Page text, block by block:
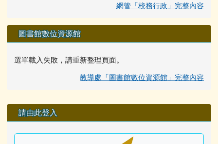
網管「校務行政」完整內容
圖書館數位資源館
選單載入失敗，請重新整理頁面。
教導處「圖書館數位資源館」完整內容
右邊區域內容
請由此登入